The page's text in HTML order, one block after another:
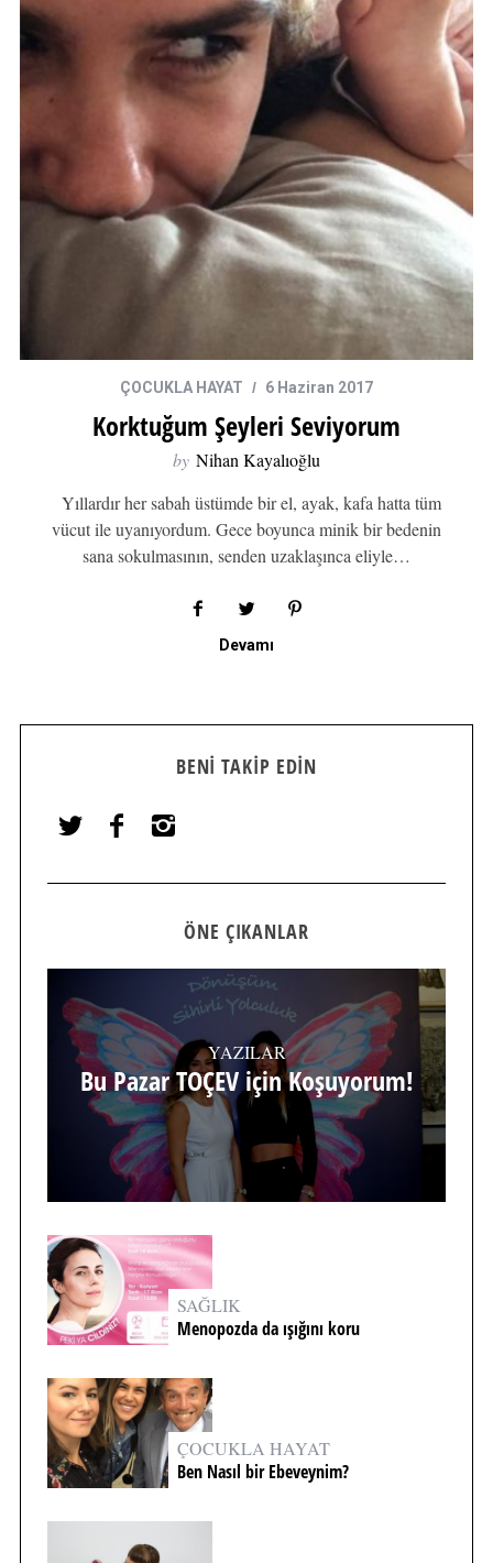
ÇOCUKLA HAYAT 6 Haziran 2017
Korktuğum Şeyleri Seviyorum
by Nihan Kayalıoğlu
Yıllardır her sabah üstümde bir el, ayak, kafa hatta tüm
vücut ile uyanıyordum. Gece boyunca minik bir bedenin
sana sokulmasının, senden uzaklaşınca eliyle…
Devamı
BENI TAKIP EDIN
ÖNE ÇIKANLAR
YAZILAR
Bu Pazar TOÇEV için Koşuyorum!
SAĞLIK
Menopozda da ışığını koru
ÇOCUKLA HAYAT
Ben Nasıl bir Ebeveynim?